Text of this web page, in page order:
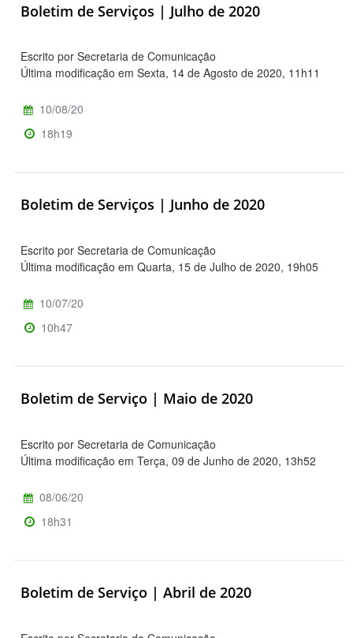
Boletim de Serviços | Julho de 2020
Escrito por Secretaria de Comunicação
Última modificação em Sexta, 14 de Agosto de 2020, 11h11
10/08/20
18h19
Boletim de Serviços | Junho de 2020
Escrito por Secretaria de Comunicação
Última modificação em Quarta, 15 de Julho de 2020, 19h05
10/07/20
10h47
Boletim de Serviço | Maio de 2020
Escrito por Secretaria de Comunicação
Última modificação em Terça, 09 de Junho de 2020, 13h52
08/06/20
18h31
Boletim de Serviço | Abril de 2020